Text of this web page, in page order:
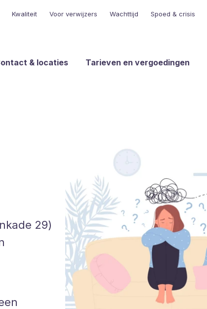
Kwaliteit Voor verwijzers Wachttijd Spoed & crisis
& locaties Tarieven en vergoedingen
29)